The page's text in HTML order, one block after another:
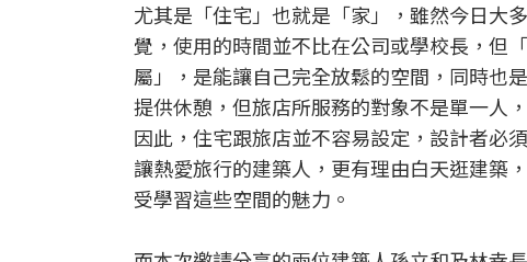
尤其是「住宅」也就是「家」，雖然今日大
覺，使用的時間並不比在公司或學校長，但
屬」，是能讓自己完全放鬆的空間，同時也
提供休憩，但旅店所服務的對象不是單一人
因此，住宅跟旅店並不容易設定，設計者必
讓熱愛旅行的建築人，更有理由白天逛建築
受學習這些空間的魅力。